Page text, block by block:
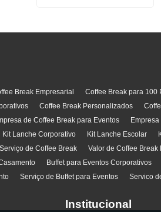
Break Empresarial Coffee Break para 100
Coffee Break Personalizados
de Coffee Break para Eventos
Kit Lanche Corporativo Kit Lanche Escolar
Serviço de Coffee Break Valor de Coffee Break
Buffet para Eventos Corporativos
Serviço de Buffet para Eventos Servico
Institucional